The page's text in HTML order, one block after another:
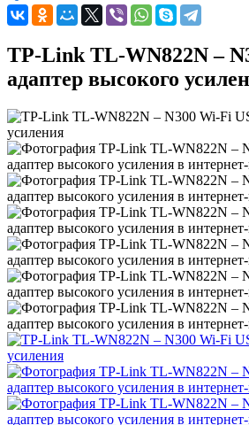
TP-Link TL-WN822N –
адаптер высокого